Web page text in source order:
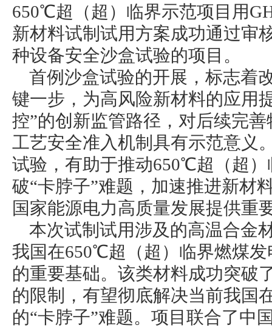
650℃超（超）临界示范项目用
新材料试制试用方案成功通过审
种设备安全沙盒试验的项目。
首例沙盒试验的开展，标志着
键一步，为高风险新材料的应用
控”的创新监管路径，对后续完
工艺安全准入机制具有示范意义
试验，有助于推动650℃超（超
破“卡脖子”难题，加速推进新材
国家能源电力高质量发展提供重
本次试制试用涉及的高温合金
我国在650℃超（超）临界燃煤
的重要基础。该类材料成功突破
的限制，有望彻底解决当前我国
的“卡脖子”难题。项目联合了中